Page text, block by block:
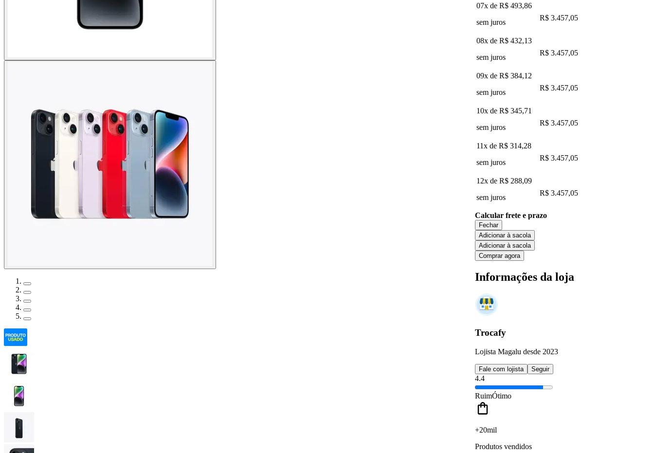
07x de R$ 493,86
sem juros
R$ 3.457,05
08x de R$ 432,13
sem juros
R$ 3.457,05
09x de R$ 384,12
sem juros
R$ 3.457,05
10x de R$ 345,71
sem juros
R$ 3.457,05
11x de R$ 314,28
sem juros
R$ 3.457,05
12x de R$ 288,09
sem juros
R$ 3.457,05
Calcular frete e prazo
Fechar
Adicionar à sacola
Adicionar à sacola
Comprar agora
Informações da loja
Trocafy
Lojista Magalu desde 2023
Fale com lojista Seguir
4.4
RuimÓtimo
+20mil
Produtos vendidos